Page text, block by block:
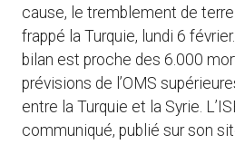
cause, le tremblement de
frappé la Turquie, lundi 6
bilan est proche des 6.000
prévisions de l’OMS
entre la Turquie et la Syrie.
communiqué, publié sur son